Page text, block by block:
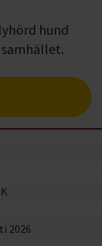
hund
2026